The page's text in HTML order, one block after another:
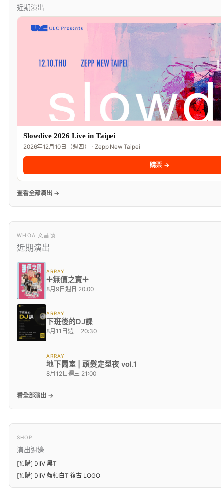
近期演出
Slowdive 2026 Live in Taipei
2026年12月10日（週四） · Zepp New Taipei
購票 →
查看全部演出 →
WHOA 文昌號
近期演出
ARRAY
✢無價之寶✢
8月9日週日 20:00
ARRAY
下班後的DJ課
8月11日週二 20:30
ARRAY
地下鬧室 | 頭髮定型夜 vol.1
8月12日週三 21:00
看全部演出 →
SHOP
演出週邊
[預購] DIIV 黑T
[預購] DIIV 藍領白T 復古 LOGO